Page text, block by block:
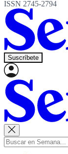
ISSN 2745-2794
Suscríbete